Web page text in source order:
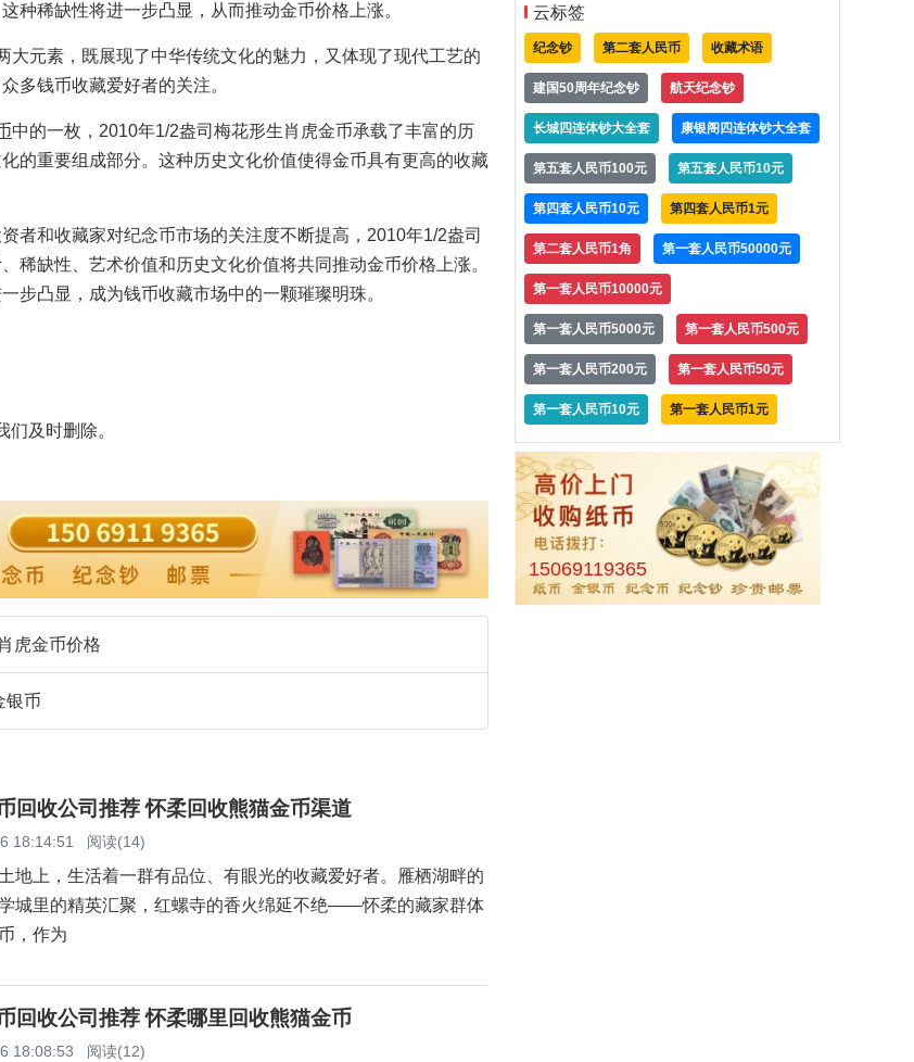
种稀缺性将进一步凸显，从而推动金币价格上涨。
大元素，既展现了中华传统文化的魅力，又体现了现代工艺的
多钱币收藏爱好者的关注。
中的一枚，2010年1/2盎司梅花形生肖虎金币承载了丰富的历
的重要组成部分。这种历史文化价值使得金币具有更高的收藏
者和收藏家对纪念币市场的关注度不断提高，2010年1/2盎司
稀缺性、艺术价值和历史文化价值将共同推动金币价格上涨。
步凸显，成为钱币收藏市场中的一颗璀璨明珠。
及时删除。
虎金币价格
银币
回收公司推荐 怀柔回收熊猫金币渠道
18:14:51 阅读(14)
地上，生活着一群有品位、有眼光的收藏爱好者。雁栖湖畔的
城里的精英汇聚，红螺寺的香火绵延不绝——怀柔的藏家群体
，作为
回收公司推荐 怀柔哪里回收熊猫金币
18:08:53 阅读(12)
云标签
纪念钞 第二套人民币 收藏术语
建国50周年纪念钞 航天纪念钞
长城四连体钞大全套 康银阁四连体钞大全套
第五套人民币100元 第五套人民币10元
第四套人民币10元 第四套人民币1元
第二套人民币1角 第一套人民币50000元
第一套人民币10000元
第一套人民币5000元 第一套人民币500元
第一套人民币200元 第一套人民币50元
第一套人民币10元 第一套人民币1元
15069119365